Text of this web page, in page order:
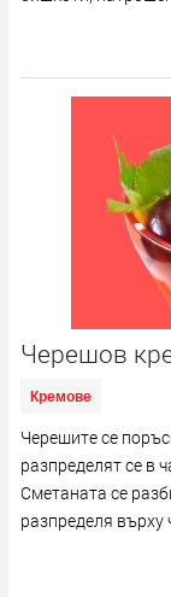
Черешов
Кремове
Черешите се
разпределят се в
Сметаната се
разпределя върху